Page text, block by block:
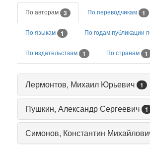
По авторам 3 По переводчикам 1
По языкам 1 По годам публикации
По издательствам 1 По странам 1
Лермонтов, Михаил Юрьевич 1
Пушкин, Александр Сергеевич 1
Симонов, Константин